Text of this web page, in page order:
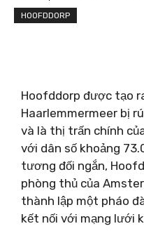
HOOFDDORP
Hoofddorp được tạo
Haarlemmermeer bị
và là thị trấn chính
với dân số khoảng
tương đối ngắn,
phòng thủ của
thành lập một pháo
kết nối với mạng lưới